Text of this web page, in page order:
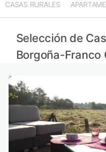
Casas rurales en Friburgo
Casas rurales en Gran Este
Casas rurales en Isla de
CASAS RURALES
Selección de
Borgoña-Franco